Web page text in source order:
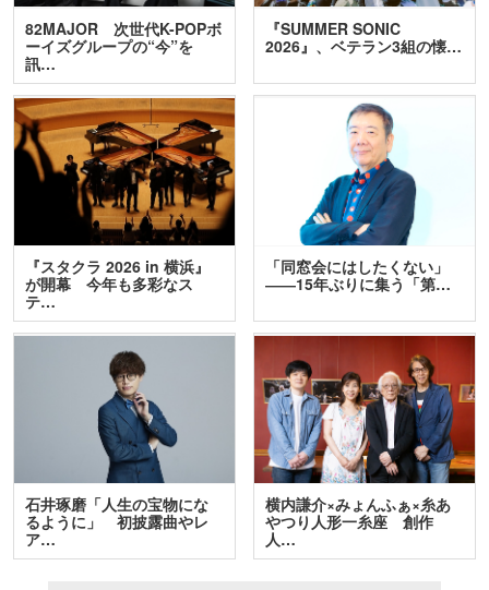
82MAJOR 次世代K-POPボ
ーイズグループの“今”を
訊…
『SUMMER SONIC
2026』、ベテラン3組の懐…
『スタクラ 2026 in 横浜』
が開幕 今年も多彩なス
テ…
「同窓会にはしたくない」
――15年ぶりに集う「第…
石井琢磨「人生の宝物にな
るように」 初披露曲やレ
ア…
横内謙介×みょんふぁ×糸あ
やつり人形一糸座 創作
人…